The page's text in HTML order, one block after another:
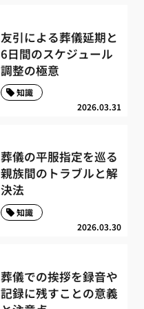
友引による葬儀延期と
6日間のスケジュール
調整の極意
2026.03.31
知識
葬儀の平服指定を巡る
親族間のトラブルと解
決法
2026.03.30
知識
葬儀での挨拶を録音や
記録に残すことの意義